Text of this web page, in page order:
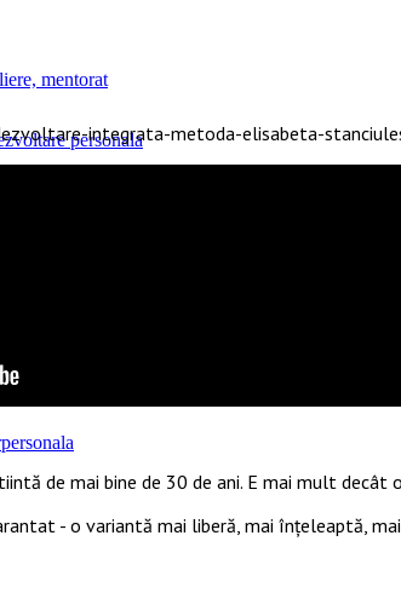
mentorat
personala
aplicata
integrata-metoda-elisabeta-
de mai bine de 30 de ani. E mai mult decât
- o variantă mai liberă, mai înțeleaptă,